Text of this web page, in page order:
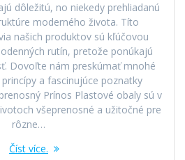
dôležitú, no niekedy prehliadanú
moderného života. Títo
našich produktov sú kľúčovou
rutín, pretože ponúkajú
Dovoľte nám preskúmať mnohé
a fascinujúce poznatky
Prínos Plastové obaly sú v
všeprenosné a užitočné pre
rôzne…
Číst více.